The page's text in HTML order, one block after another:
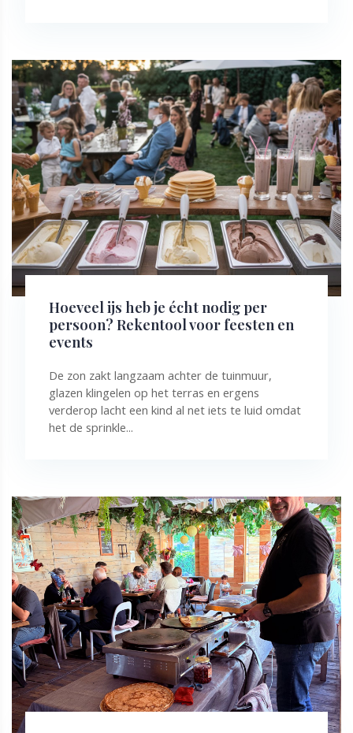
Hoeveel ijs heb je écht nodig per
persoon? Rekentool voor feesten en
events
De zon zakt langzaam achter de tuinmuur,
glazen klingelen op het terras en ergens
verderop lacht een kind al net iets te luid omdat
het de sprinkle...